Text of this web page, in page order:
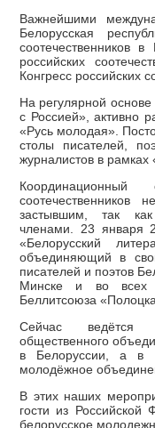
Важнейшими
Белорусская
соотечественников
российских
Конгресс российских
На регулярной
с Россией», активно
«Русь молодая».
столы писателей,
журналистов в рамках
Координационный
застывшим, так
членами. 23 января
«Белорусский
объединяющий в
писателей и поэтов
Минске и во всех
Беллитсоюза
Сейчас ведётся
общественного
в Белоруссии, а в
молодёжное
В этих наших
гости из Российской
белорусское